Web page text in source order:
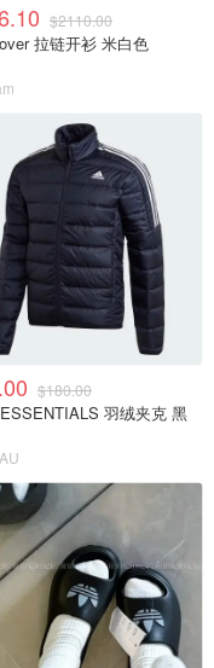
$2110.00
拉链开衫 米白色
$180.00
羽绒夹克 黑